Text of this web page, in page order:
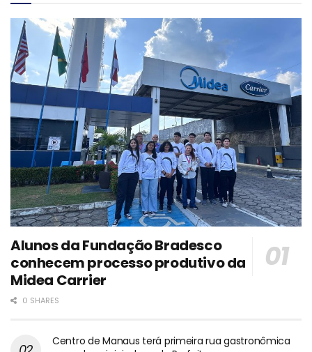
Alunos da Fundação Bradesco
conhecem processo produtivo da
Midea Carrier
0 SHARES
Centro de Manaus terá primeira rua gastronômica